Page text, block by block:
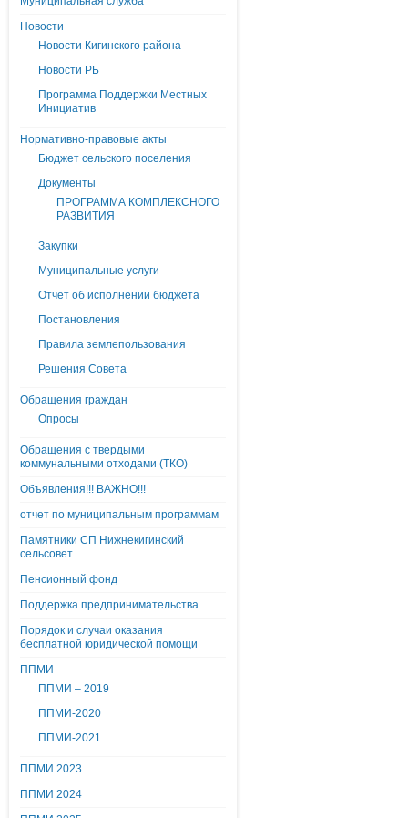
Новости
Новости Кигинского района
Новости РБ
Программа Поддержки Местных
Инициатив
Нормативно-правовые акты
Бюджет сельского поселения
Документы
ПРОГРАММА КОМПЛЕКСНОГО
РАЗВИТИЯ
Закупки
Муниципальные услуги
Отчет об исполнении бюджета
Постановления
Правила землепользования
Решения Совета
Обращения граждан
Опросы
Обращения с твердыми
коммунальными отходами (ТКО)
Объявления!!! ВАЖНО!!!
отчет по муниципальным программам
Памятники СП Нижнекигинский
сельсовет
Пенсионный фонд
Поддержка предпринимательства
Порядок и случаи оказания
бесплатной юридической помощи
ППМИ
ППМИ – 2019
ППМИ-2020
ППМИ-2021
ППМИ 2023
ППМИ 2024